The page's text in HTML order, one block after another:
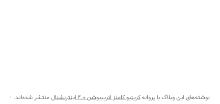
نوشته‌های این وبلاگ با پروانهکریتیو کامنز اتریبیوشن ۴.۰ اینترنشنال منتشر شده‌اند. ·